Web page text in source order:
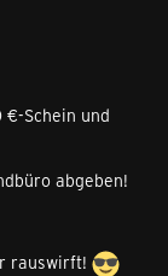
€-Schein und
abgeben!
rauswirft!